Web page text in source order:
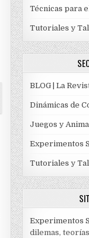
Técnicas para
Tutoriales y
BLOG | La
Dinámicas de
Juegos y
Experimentos
Tutoriales y
Experimentos
dilemas,